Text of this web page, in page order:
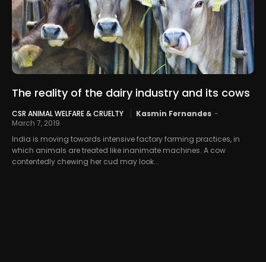
The reality of the dairy industry and its cows
CSR ANIMAL WELFARE & CRUELTY Kasmin Fernandes -
March 7, 2019
India is moving towards intensive factory farming practices, in
which animals are treated like inanimate machines. A cow
contentedly chewing her cud may look...